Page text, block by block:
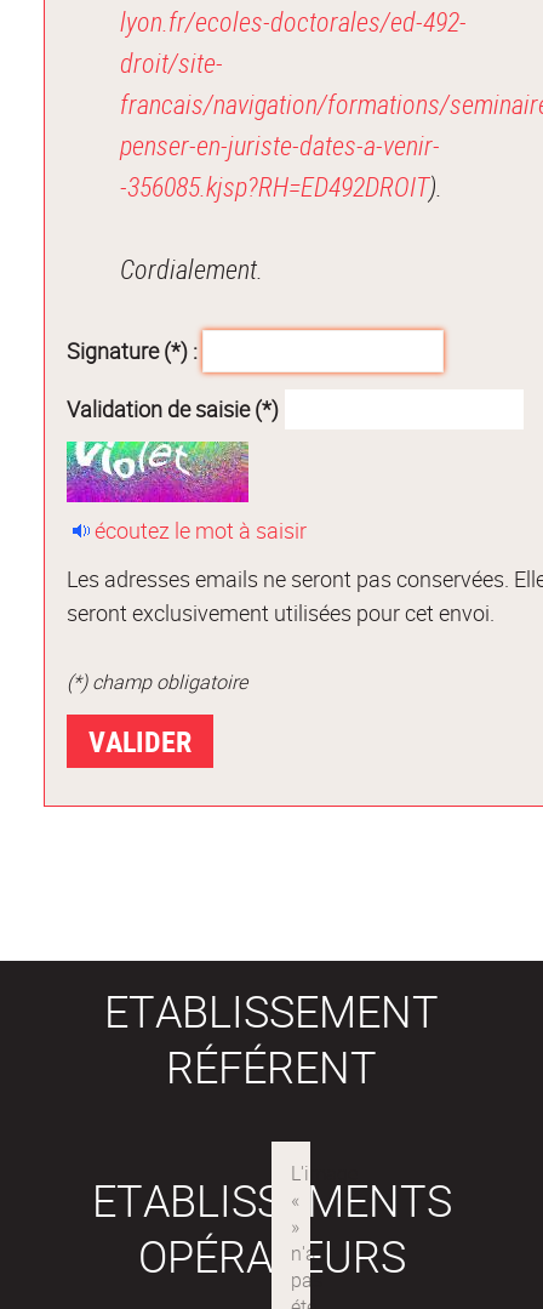
lyon.fr/ecoles-doctorales/ed-492-
droit/site-
francais/navigation/formations/
penser-en-juriste-dates-a-venir-
-356085.kjsp?RH=ED492DROIT).
Cordialement.
Signature (*) :
Validation de saisie (*)
écoutez le mot à saisir
Les adresses emails ne seront pas conservées.
seront exclusivement utilisées pour cet envoi.
(*) champ obligatoire
ETABLISSEMENT
RÉFÉRENT
ETABLISSEMENTS
OPÉRATEURS